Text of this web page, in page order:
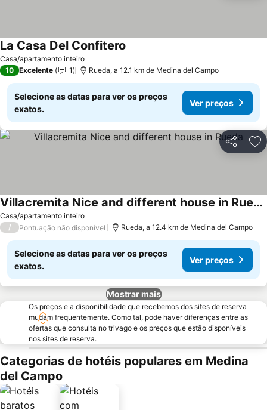
Casa/apartamento inteiro
La Casa Del Confitero
10 Excelente 1 Rueda, a 12.1 km de Medina del Campo
Selecione as datas para ver os preços
exatos.
Ver preços
Partilhar
Casa/apartamento inteiro
Villacremita Nice and different house in Rueda
Ver preços
/ Pontuação não disponível Rueda, a 12.4 km de Medina del Campo
Selecione as datas para ver os preços
exatos.
Ver preços
Mostrar mais
Os preços e a disponibilidade que recebemos dos sites de reserva
mudam frequentemente. Como tal, pode haver diferenças entre as
ofertas que consulta no trivago e os preços que estão disponíveis
nos sites de reserva.
Categorias de hotéis populares em Medina
del Campo